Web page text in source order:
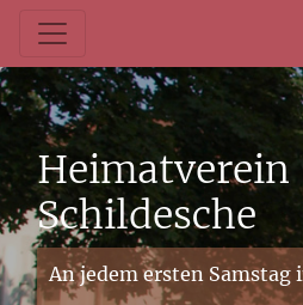
Heimatverein
Schildesche
An jedem ersten Samstag